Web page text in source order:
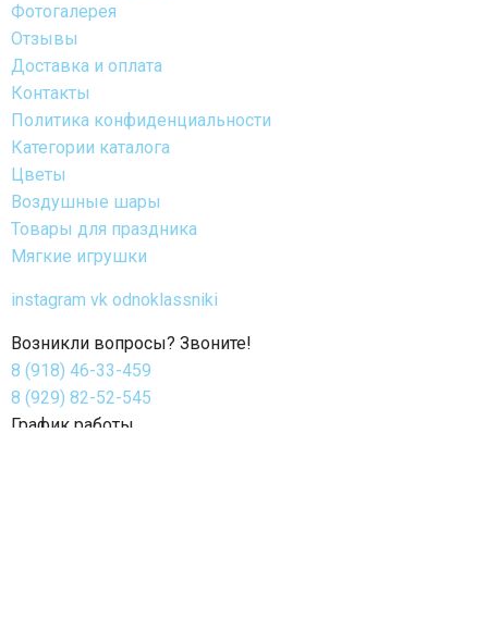
Фотогалерея
Отзывы
Доставка и оплата
Контакты
Политика конфиденциальности
Категории каталога
Цветы
Воздушные шары
Товары для праздника
Мягкие игрушки
instagram vk odnoklassniki
Возникли вопросы? Звоните!
8 (918) 46-33-459
8 (929) 82-52-545
График работы